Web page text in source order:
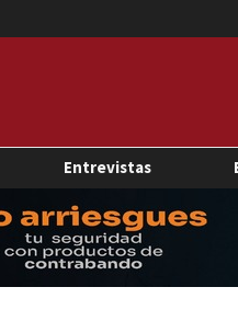
Entrevistas